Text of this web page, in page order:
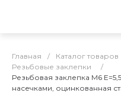
Главная / Каталог товаров
Резьбовые заклепки
/
Резьбовая заклепка M6
насечками, оцинкованная